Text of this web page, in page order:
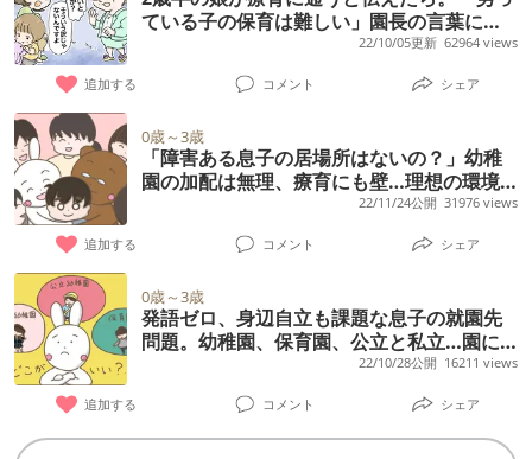
迎えに行くと大抵一人でぶらぶらしており、
笑顔でこちらに走ってきます。あまり悲壮感
はないのですが、、。 主治医の先生に聞く
と、必ずしも保育園に行く必要はないし本人
が楽しんで通える所が一番とのことでした。
皆さんはどう思われますか？ 私が過保護すぎ
るのでしょうか？ ちなみに小学校は支援級で
希望をだしており、同じ保育園の子は誰も来
ない校区です。
半の発達の息子は無理がありすぎるのではな
いか、会話の通じない子と遊んでくれるお友
達なんていないんじゃないのかなぁ。発達に
合わない活動ばかりの中で過ごすのは負担じ
ゃないかな、また、引っ越しきて新しい療育
園に入ったばかりなのに、また1年で幼稚園や
新しい療育に変わること、その次の年は小学
校だしと環境が変わりすぎなのも負担が多い
のではなど心配が沢山です。 プラスに考える
と、入れる幼稚園があるのならチャレンジし
てもいいのかな？療育園だけではもったいな
いかな。定型の子の中で良い刺激も受けて沢
山成長できるのではないか、 フィーリングの
合うお友達と楽しく過ごせるかも？ などとも
すいタイプなので、 転園という環境の変化、
園の雰囲気の違いなど 特にストレスになると
思うので心配です。 娘は今の園が大好き！と
言うわけではないので、現在の園との別れは
問題なさそうですが。 似たようなご経験のあ
るかた、いらっしゃいますか？ ①何とかして
夫婦で都合をつけて、みまもりを続けて今の
園に通わせたはうがいいのか。 (デメリット:
多忙で親が疲れてしまい、子供に余裕を持て
なくなる。いつまで付き添いが続くのか未
定。親が甘えられる園生活に意味があるの
か？) ②加配あり、防犯も◎な保育園に転園
したほうがよいのか。(デメリット:子供の転
園ストレス、園の雰囲気の違いに戸惑う) ご
知り場所見知りなく、むしろ私がいなくても
平気なタイプです。目はよく合います。 発達
相談センターは、市が運営する療育1本を勧め
る…というより、それしかあり得ないと言わ
んばかりです。ですが、そこは週2.3回の母子
通園（10時半〜13時半）しか通えません。 私
としては、下の子（0歳）もいる中で、療育以
外の時間を有意義に過ごしたいと思うのに、
このままでは2人を連れて公園に行くことすら
ままならない（息子が走って目の届かないと
ころに行ってしまうため）、それでは経験と
して少なすぎるのでは？と不安があります。
正直下の子を連れて、お弁当作って母子通園
して、歌って踊って…そして残りの時間もべ
ている子の保育は難しい」園長の言葉に、
退園を決意して――【保育園トラブル】発
達ナビユーザー体験談
22/10/05更新 62964 views
追加する コメント シェア
0歳～3歳
「障害ある息子の居場所はないの？」幼稚
園の加配は無理、療育にも壁…理想の環境
22/11/24公開 31976 views
追加する コメント シェア
0歳～3歳
発語ゼロ、身辺自立も課題な息子の就園先
問題。幼稚園、保育園、公立と私立…園に
よって必要な発達のハードルも違うようで!?
22/10/28公開 16211 views
追加する コメント シェア